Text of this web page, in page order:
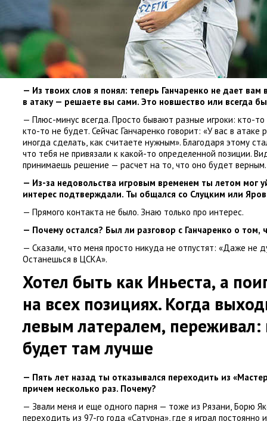
— Из твоих слов я понял: теперь Ганчаренко не дает вам
в атаку — решаете вы сами. Это новшество или всегда
— Плюс-минус всегда. Просто бывают разные игроки: кто-
кто-то не будет. Сейчас Ганчаренко говорит: «У вас в атаке
иногда сделать, как считаете нужным». Благодаря этому
что тебя не привязали к какой-то определенной позиции.
принимаешь решение — расчет на то, что оно будет верным.
— Из-за недовольства игровым временем ты летом мог
интерес подтверждали. Ты общался со Слуцким или
— Прямого контакта не было. Знаю только про интерес.
— Почему остался? Был ли разговор с Ганчаренко о том,
— Сказали, что меня просто никуда не отпустят: «Даже не
Останешься в ЦСКА».
Хотел быть как Иньеста, а
на всех позициях. Когда
левым латералем, переживал:
будет там лучше
— Пять лет назад ты отказывался переходить из
причем несколько раз. Почему?
— Звали меня и еще одного парня — тоже из Рязани, Борю
переходить из 97-го года «Сатурна», где я играл